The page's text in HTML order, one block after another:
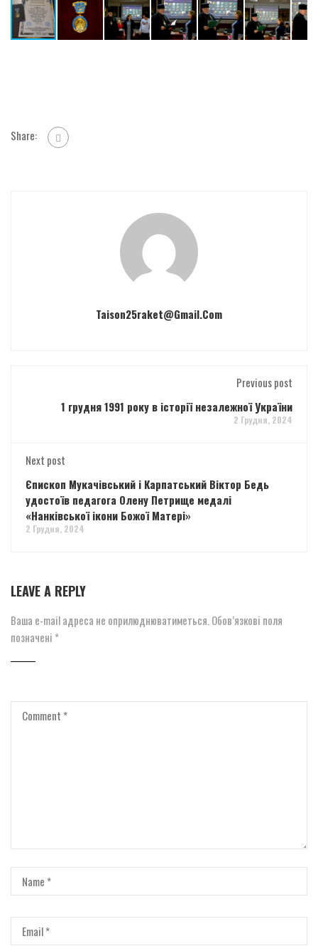
Share:
Taison25raket@gmail.com
Previous post
1 грудня 1991 року в історії незалежної України
2 Грудня, 2024
Next post
Єпископ Мукачівський і Карпатський Віктор Бедь
удостоїв педагога Олену Петрище медалі
«Нанківської ікони Божої Матері»
2 Грудня, 2024
LEAVE A REPLY
Ваша e-mail адреса не оприлюднюватиметься. Обов’язкові поля
позначені *